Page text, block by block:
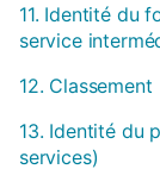
11. Identité du
service
12. Classement
13. Identité du
services)